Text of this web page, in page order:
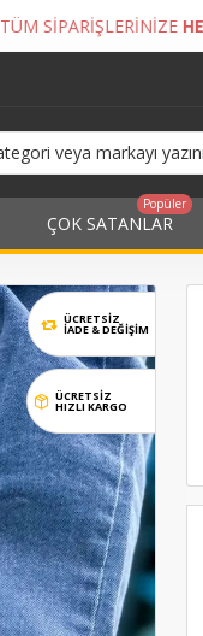
HEDİYE PAKETİ VE NOT
ÇOK SATANLAR
Popüler
ÜCRETSİZ
İADE & DEĞIŞIM
ÜCRETSİZ
HIZLI KARGO